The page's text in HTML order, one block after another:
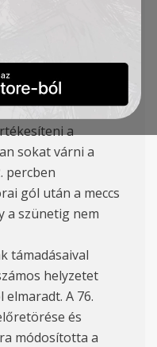
a tavaszi idény
7. percben
a hazai
a
sokat várni a
percben
gól után a meccs
a szünetig nem
támadásaival
helyzetet
A 76.
és
módosította a